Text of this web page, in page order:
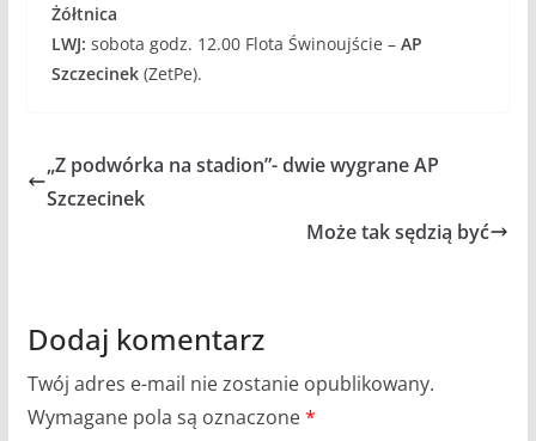
Żółtnica
LWJ: sobota godz. 12.00 Flota Świnoujście –AP
Szczecinek (ZetPe).
„Z podwórka na stadion”- dwie wygrane AP
Szczecinek
Może tak sędzią być
Dodaj komentarz
Twój adres e-mail nie zostanie opublikowany.
Wymagane pola są oznaczone*